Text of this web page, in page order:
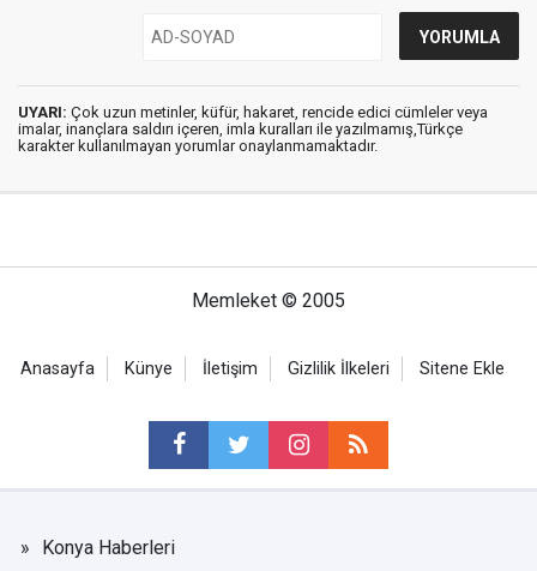
UYARI: Çok uzun metinler, küfür, hakaret, rencide edici cümleler veya
imalar, inançlara saldırı içeren, imla kuralları ile yazılmamış,Türkçe
karakter kullanılmayan yorumlar onaylanmamaktadır.
Memleket © 2005
Anasayfa Künye İletişim Gizlilik İlkeleri Sitene Ekle
Konya Haberleri